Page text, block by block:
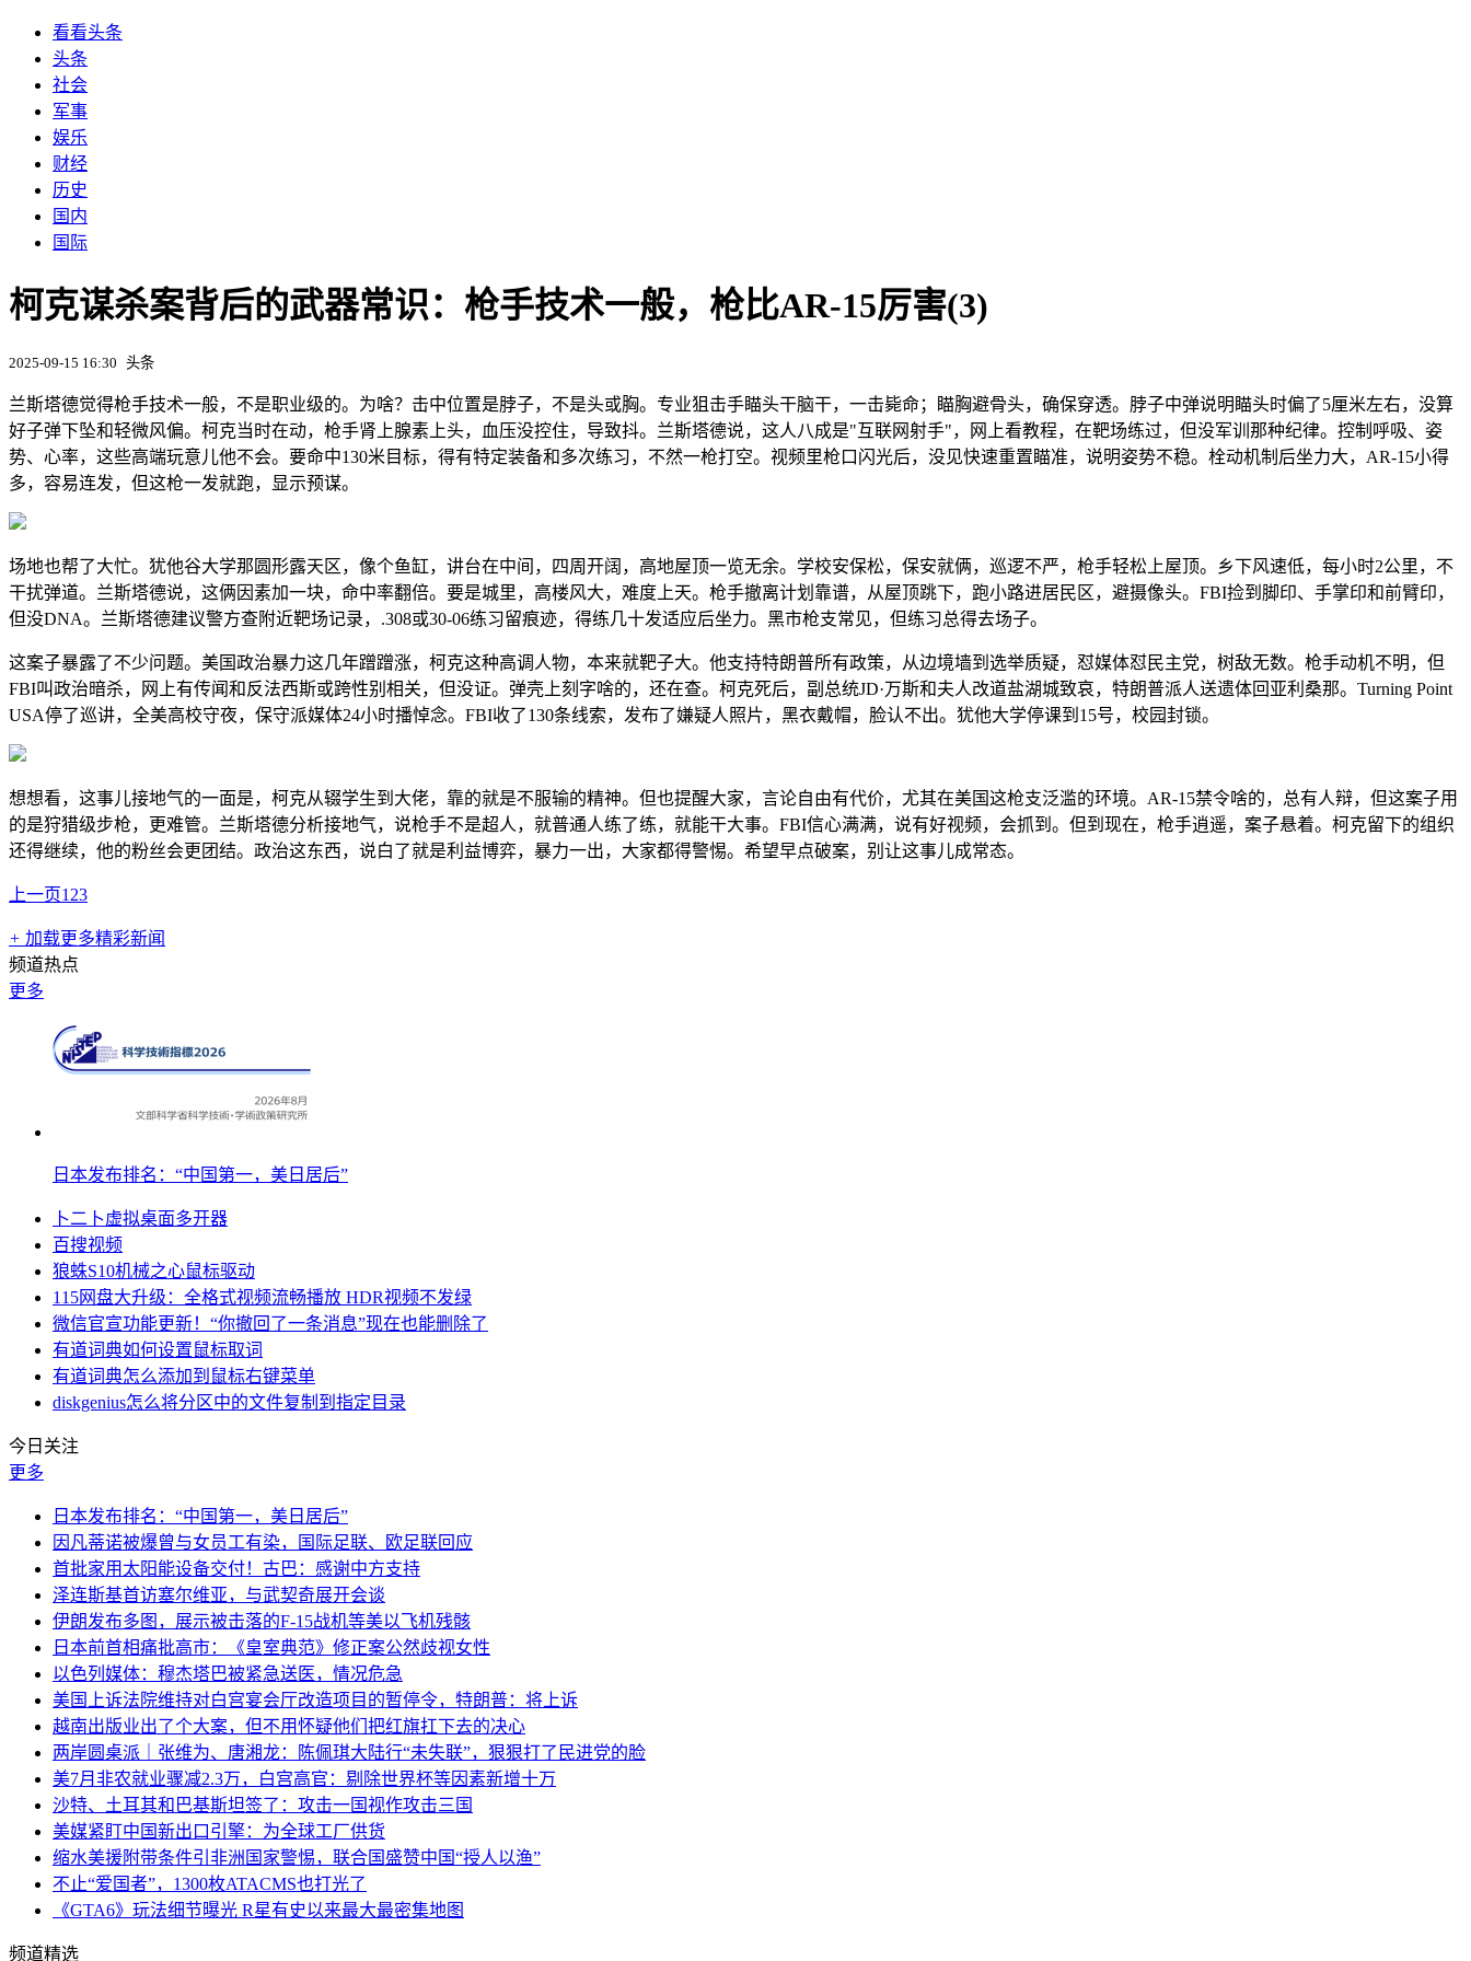
看看头条
头条
社会
军事
娱乐
财经
历史
国内
国际
柯克谋杀案背后的武器常识：枪手技术一般，枪比AR-15厉害(3)
2025-09-15 16:30 头条
兰斯塔德觉得枪手技术一般，不是职业级的。为啥？击中位置是脖子，不是头或胸。专业狙击手瞄头干脑干，一击毙命；瞄胸避骨头，确保穿透。脖子中弹说明瞄头时偏了5厘米左右，没算
好子弹下坠和轻微风偏。柯克当时在动，枪手肾上腺素上头，血压没控住，导致抖。兰斯塔德说，这人八成是"互联网射手"，网上看教程，在靶场练过，但没军训那种纪律。控制呼吸、姿
势、心率，这些高端玩意儿他不会。要命中130米目标，得有特定装备和多次练习，不然一枪打空。视频里枪口闪光后，没见快速重置瞄准，说明姿势不稳。栓动机制后坐力大，AR-15小得
多，容易连发，但这枪一发就跑，显示预谋。
场地也帮了大忙。犹他谷大学那圆形露天区，像个鱼缸，讲台在中间，四周开阔，高地屋顶一览无余。学校安保松，保安就俩，巡逻不严，枪手轻松上屋顶。乡下风速低，每小时2公里，不
干扰弹道。兰斯塔德说，这俩因素加一块，命中率翻倍。要是城里，高楼风大，难度上天。枪手撤离计划靠谱，从屋顶跳下，跑小路进居民区，避摄像头。FBI捡到脚印、手掌印和前臂印，
但没DNA。兰斯塔德建议警方查附近靶场记录，.308或30-06练习留痕迹，得练几十发适应后坐力。黑市枪支常见，但练习总得去场子。
这案子暴露了不少问题。美国政治暴力这几年蹭蹭涨，柯克这种高调人物，本来就靶子大。他支持特朗普所有政策，从边境墙到选举质疑，怼媒体怼民主党，树敌无数。枪手动机不明，但
FBI叫政治暗杀，网上有传闻和反法西斯或跨性别相关，但没证。弹壳上刻字啥的，还在查。柯克死后，副总统JD·万斯和夫人改道盐湖城致哀，特朗普派人送遗体回亚利桑那。Turning Point
USA停了巡讲，全美高校守夜，保守派媒体24小时播悼念。FBI收了130条线索，发布了嫌疑人照片，黑衣戴帽，脸认不出。犹他大学停课到15号，校园封锁。
想想看，这事儿接地气的一面是，柯克从辍学生到大佬，靠的就是不服输的精神。但也提醒大家，言论自由有代价，尤其在美国这枪支泛滥的环境。AR-15禁令啥的，总有人辩，但这案子用
的是狩猎级步枪，更难管。兰斯塔德分析接地气，说枪手不是超人，就普通人练了练，就能干大事。FBI信心满满，说有好视频，会抓到。但到现在，枪手逍遥，案子悬着。柯克留下的组织
还得继续，他的粉丝会更团结。政治这东西，说白了就是利益博弈，暴力一出，大家都得警惕。希望早点破案，别让这事儿成常态。
上一页1 23
+ 加载更多精彩新闻
频道热点
更多
日本发布排名：“中国第一，美日居后”
卜二卜虚拟桌面多开器
百搜视频
狼蛛S10机械之心鼠标驱动
115网盘大升级：全格式视频流畅播放 HDR视频不发绿
微信官宣功能更新！“你撤回了一条消息”现在也能删除了
有道词典如何设置鼠标取词
有道词典怎么添加到鼠标右键菜单
diskgenius怎么将分区中的文件复制到指定目录
今日关注
更多
日本发布排名：“中国第一，美日居后”
因凡蒂诺被爆曾与女员工有染，国际足联、欧足联回应
首批家用太阳能设备交付！古巴：感谢中方支持
泽连斯基首访塞尔维亚，与武契奇展开会谈
伊朗发布多图，展示被击落的F-15战机等美以飞机残骸
日本前首相痛批高市：《皇室典范》修正案公然歧视女性
以色列媒体：穆杰塔巴被紧急送医，情况危急
美国上诉法院维持对白宫宴会厅改造项目的暂停令，特朗普：将上诉
越南出版业出了个大案，但不用怀疑他们把红旗扛下去的决心
两岸圆桌派｜张维为、唐湘龙：陈佩琪大陆行“未失联”，狠狠打了民进党的脸
美7月非农就业骤减2.3万，白宫高官：剔除世界杯等因素新增十万
沙特、土耳其和巴基斯坦签了：攻击一国视作攻击三国
美媒紧盯中国新出口引擎：为全球工厂供货
缩水美援附带条件引非洲国家警惕，联合国盛赞中国“授人以渔”
不止“爱国者”，1300枚ATACMS也打光了
《GTA6》玩法细节曝光 R星有史以来最大最密集地图
频道精选